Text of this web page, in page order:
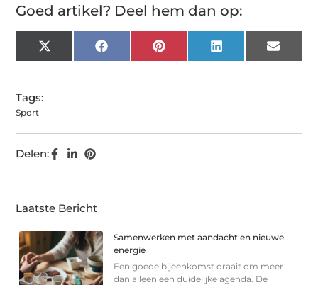
Goed artikel? Deel hem dan op:
X
(Twitter)
FacebookPinterest LinkedIn Email
Tags:
Sport
Delen:
Laatste Bericht
Samenwerken met aandacht en nieuwe
energie
Een goede bijeenkomst draait om meer
dan alleen een duidelijke agenda. De